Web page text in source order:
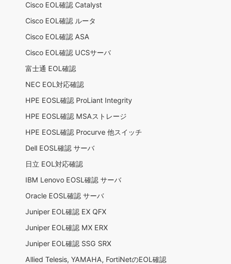
Cisco EOL確認 Catalyst
Cisco EOL確認 ルータ
Cisco EOL確認 ASA
Cisco EOL確認 UCSサーバ
富士通 EOL確認
NEC EOL対応確認
HPE EOSL確認 ProLiant Integrity
HPE EOSL確認 MSAストレージ
HPE EOSL確認 Procurve 他スイッチ
Dell EOSL確認 サーバ
日立 EOL対応確認
IBM Lenovo EOSL確認 サーバ
Oracle EOSL確認 サーバ
Juniper EOL確認 EX QFX
Juniper EOL確認 MX ERX
Juniper EOL確認 SSG SRX
Allied Telesis, YAMAHA, FortiNetのEOL確認